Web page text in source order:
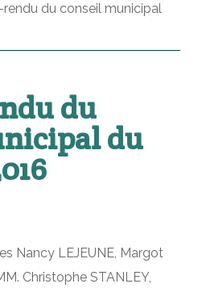
du conseil municipal
du
du
Nancy LEJEUNE, Margot
Christophe STANLEY,